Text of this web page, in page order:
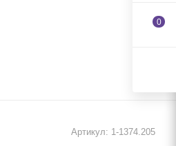
Артикул: 1-1374.205
0